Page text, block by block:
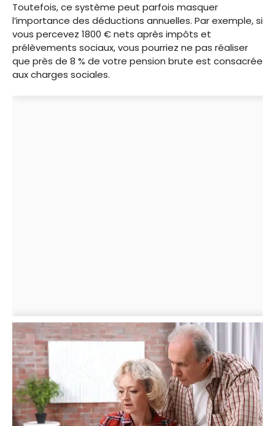
Toutefois, ce système peut parfois masquer
l’importance des déductions annuelles. Par exemple, si
vous percevez 1800 € nets après impôts et
prélèvements sociaux, vous pourriez ne pas réaliser
que près de 8 % de votre pension brute est consacrée
aux charges sociales.